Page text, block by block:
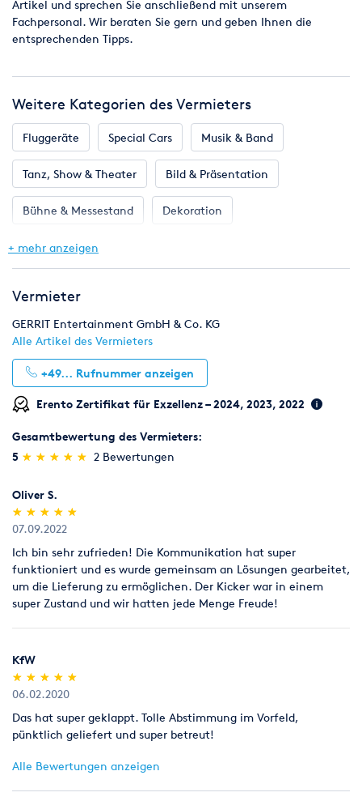
zzgl. Fahrtkosten ab / bis Fulda
Suchen Sie noch mehr für Ihr Event ?
unverbindliche Anfrage.
Artikel und sprechen Sie anschließend mit unserem
Fachpersonal. Wir beraten Sie gern und geben Ihnen die
entsprechenden Tipps.
Weitere Kategorien des Vermieters
Fluggeräte Special Cars Musik & Band
Tanz, Show & Theater Bild & Präsentation
Bühne & Messestand Dekoration
Eventmodule & Attraktionen
+ mehr anzeigen
Vermieter
GERRIT Entertainment GmbH & Co. KG
Alle Artikel des Vermieters
+49... Rufnummer anzeigen
Erento Zertifikat für Exzellenz – 2024, 2023, 2022
Gesamtbewertung des Vermieters:
5 (*)
★
★
(*) ★
★
(*) ★
★
(*) ★
★
(*) ★
★ 2 Bewertungen
Oliver S.
(*)
★
★
(*) ★
★
(*) ★
★
(*) ★
★
(*) ★
★
07.09.2022
Ich bin sehr zufrieden! Die Kommunikation hat super
funktioniert und es wurde gemeinsam an Lösungen gearbeitet,
um die Lieferung zu ermöglichen. Der Kicker war in einem
super Zustand und wir hatten jede Menge Freude!
KfW
(*)
★
★
(*) ★
★
(*) ★
★
(*) ★
★
(*) ★
★
06.02.2020
Das hat super geklappt. Tolle Abstimmung im Vorfeld,
pünktlich geliefert und super betreut!
Alle Bewertungen anzeigen